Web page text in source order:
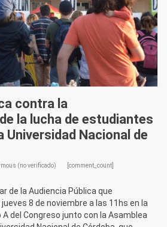
contra la
la lucha de estudiantes
Universidad Nacional de
(no verificado) [comment_count]
de la Audiencia Pública que
8 de noviembre a las 11hs en la
A del Congreso junto con la Asamblea